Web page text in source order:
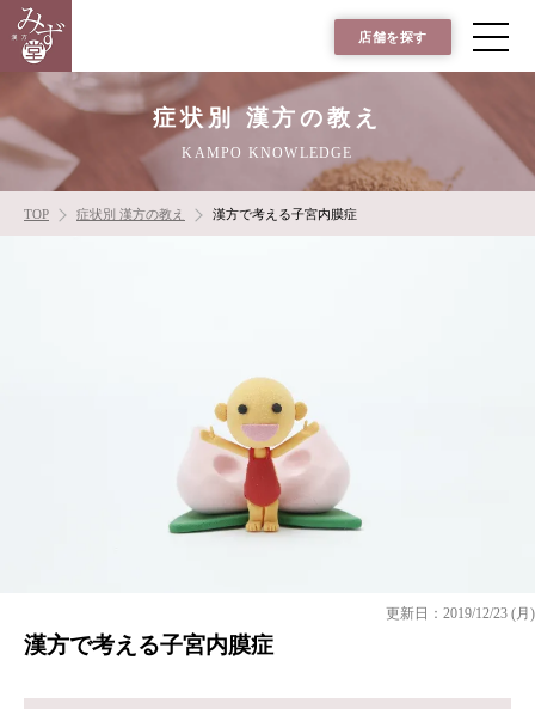
店舗を探す
症状別 漢方の教え
KAMPO KNOWLEDGE
TOP 症状別 漢方の教え 漢方で考える子宮内膜症
更新日：2019/12/23 (月)
漢方で考える子宮内膜症